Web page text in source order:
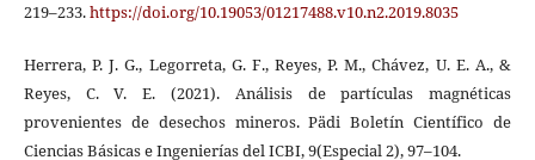
219–233.https://doi.org/10.19053/01217488.v10.n2.2019.8035
Herrera, P. J. G., Legorreta, G. F., Reyes, P. M., Chávez, U. E. A., &
Reyes, C. V. E. (2021). Análisis de partículas magnéticas
provenientes de desechos mineros. Pädi Boletín Científico de
Ciencias Básicas e Ingenierías del ICBI, 9(Especial 2), 97–104.